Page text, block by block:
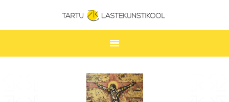
TARTU LASTEKUNSTIKOOL
ESILEHT
UUDISED